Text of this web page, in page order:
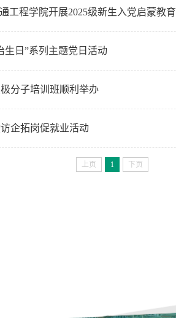
程学院开展2025级新生入党启蒙教育
生日”系列主题党日活动
分子培训班顺利举办
企拓岗促就业活动
上页 1 下页